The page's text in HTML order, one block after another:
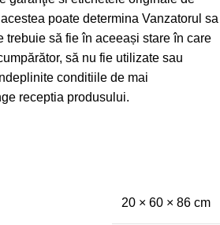
poate determina Vanzatorul sa
trebuie să fie în aceeași stare în care
să nu fie utilizate sau
conditiile de mai
receptia produsului.
20 × 60 × 86 cm